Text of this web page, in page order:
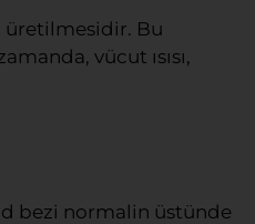
üretilmesidir. Bu
vücut ısısı,
bezi normalin üstünde